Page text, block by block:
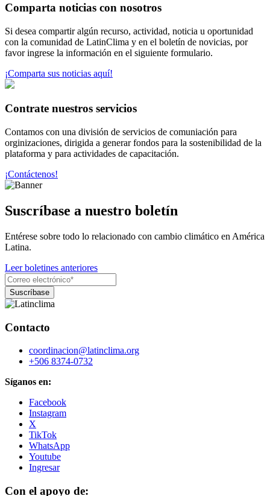
Comparta noticias con nosotros
Si desea compartir algún recurso, actividad, noticia u oportunidad
con la comunidad de LatinClima y en el boletín de novicias, por
favor ingrese la información en el siguiente formulario.
¡Comparta sus noticias aquí!
Contrate nuestros servicios
Contamos con una división de servicios de comuniación para
orginizaciones, dirigida a generar fondos para la sostenibilidad de la
plataforma y para actividades de capacitación.
¡Contáctenos!
Suscríbase a nuestro boletín
Entérese sobre todo lo relacionado con cambio climático en América
Latina.
Leer boletines anteriores
Contacto
coordinacion@latinclima.org
+506 8374-0732
Síganos en:
Facebook
Instagram
X
TikTok
WhatsApp
Youtube
Ingresar
Con el apoyo de: